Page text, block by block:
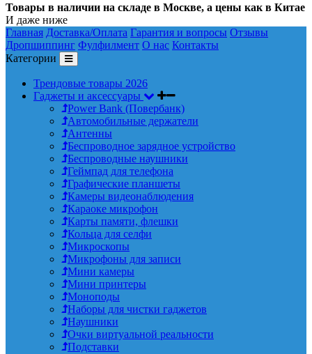
Товары в наличии на складе в Москве, а цены как в Китае
И даже ниже
Главная Доставка/Оплата Гарантия и вопросы Отзывы
Дропшиппинг Фулфилмент О нас Контакты
Категории
Трендовые товары 2026
Гаджеты и аксессуары
Power Bank (Повербанк)
Автомобильные держатели
Антенны
Беспроводное зарядное устройство
Беспроводные наушники
Геймпад для телефона
Графические планшеты
Камеры видеонаблюдения
Караоке микрофон
Карты памяти, флешки
Кольца для селфи
Микроскопы
Микрофоны для записи
Мини камеры
Мини принтеры
Моноподы
Наборы для чистки гаджетов
Наушники
Очки виртуальной реальности
Подставки